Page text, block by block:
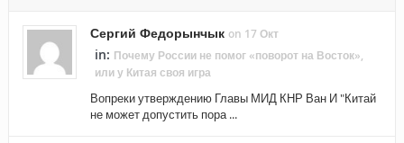
Сергий Федорынчык on 17 Окт
in: Почему России не помог «поворот на Восток»,
или у Китая своя игра
Вопреки утверждению Главы МИД КНР Ван И "Китай
не может допустить пора ...